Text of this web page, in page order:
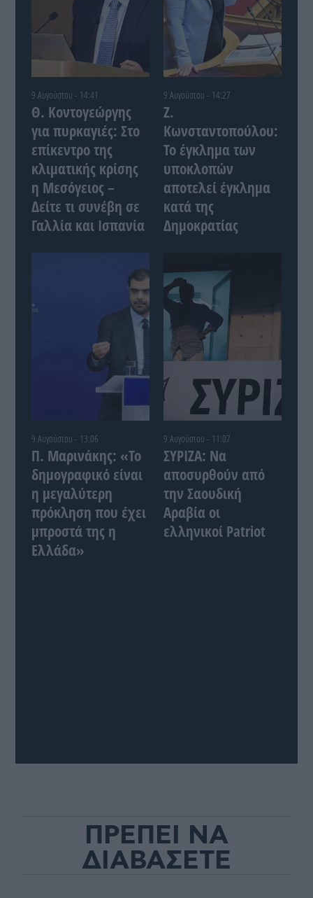
9 Αυγούστου - 14:41
Θ. Κοντογεώργης
για πυρκαγιές: Στο
επίκεντρο της
κλιματικής κρίσης
η Μεσόγειος –
Δείτε τι συνέβη σε
Γαλλία και Ισπανία
9 Αυγούστου - 14:27
Ζ.
Κωνσταντοπούλου:
Το έγκλημα των
υποκλοπών
αποτελεί έγκλημα
κατά της
Δημοκρατίας
9 Αυγούστου - 13:06
Π. Μαρινάκης: «Το
δημογραφικό είναι
η μεγαλύτερη
πρόκληση που έχει
μπροστά της η
Ελλάδα»
9 Αυγούστου - 11:07
ΣΥΡΙΖΑ: Να
αποσυρθούν από
την Σαουδική
Αραβία οι
ελληνικοί Patriot
ΠΡΕΠΕΙ ΝΑ
ΔΙΑΒΑΣΕΤΕ